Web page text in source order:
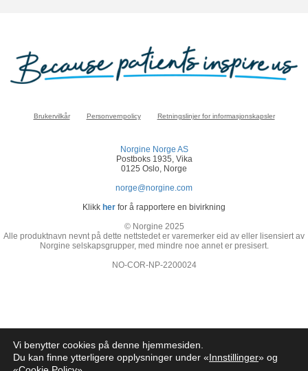
Brukervilkår Personvernpolicy Retningslinjer for informasjonskapsler
Norgine Norge AS
Postboks 1935, Vika
0125 Oslo, Norge
norge@norgine.com
Klikk her for å rapportere en bivirkning
© Norgine 2025
Alle produktnavn nevnt på dette nettstedet er varemerker eid av eller lisensiert av
Norgine selskapsgrupper, med mindre noe annet er presisert.
NO-COR-NP-2200024
Vi benytter cookies på denne hjemmesiden.
Du kan finne ytterligere opplysninger under «Innstillinger» og